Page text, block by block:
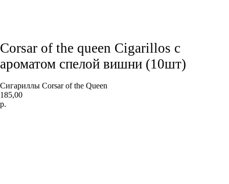
Corsar of the queen Cigarillos с
ароматом спелой вишни (10шт)
Сигариллы Corsar of the Queen
185,00
р.